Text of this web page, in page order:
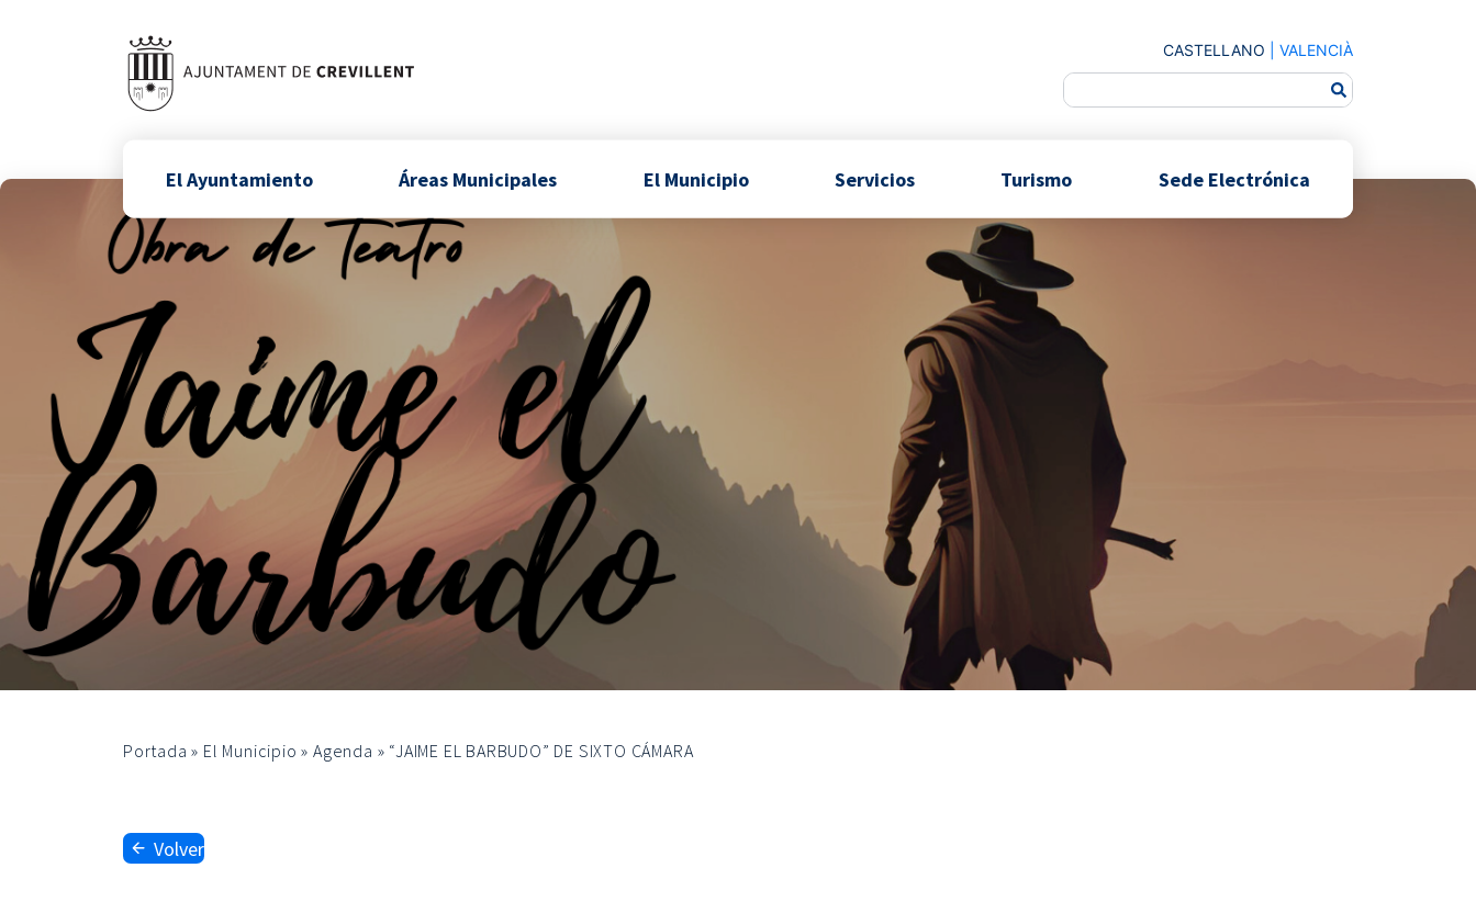
CASTELLANO VALENCIÀ
El Ayuntamiento Áreas Municipales El Municipio Servicios Turismo Sede Electrónica
Portada » El Municipio »Agenda » “JAIME EL BARBUDO” DE SIXTO CÁMARA
Volver